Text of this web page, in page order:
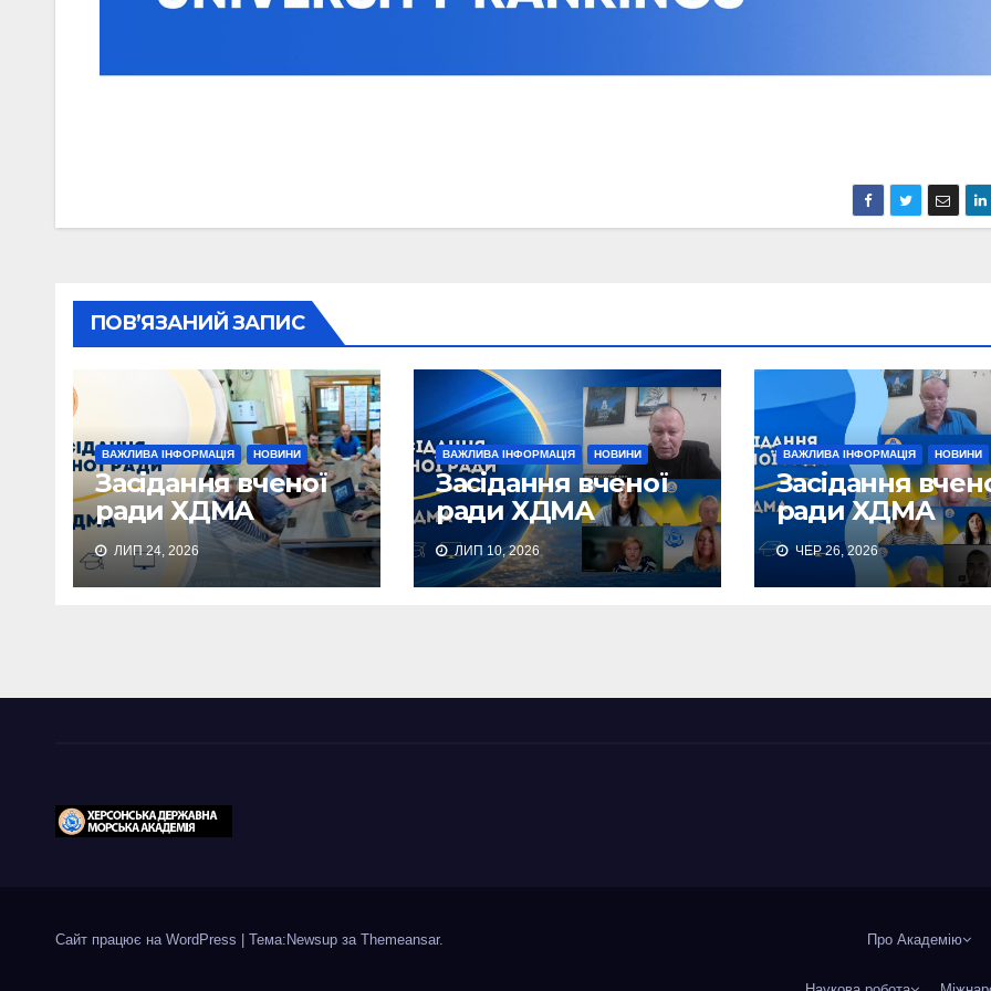
ПОВ’ЯЗАНИЙ ЗАПИС
ВАЖЛИВА ІНФОРМАЦІЯ НОВИНИ
Засідання вченої
ради ХДМА
ЛИП 24, 2026
ВАЖЛИВА ІНФОРМАЦІЯ НОВИНИ
Засідання вченої
ради ХДМА
ЛИП 10, 2026
ВАЖЛИВА ІНФОРМАЦІЯ НОВИНИ
Засідання
ради ХДМА
ЧЕР 26, 2026
Сайт працює на WordPress Тема:Newsup за Themeansar. Про Академію